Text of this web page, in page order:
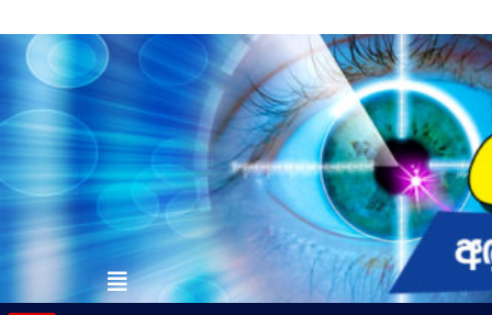
to
contentvinivida.lk